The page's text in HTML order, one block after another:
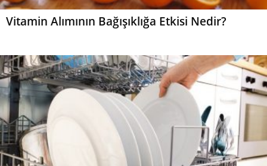
Vitamin Alımının Bağışıklığa Etkisi Nedir?